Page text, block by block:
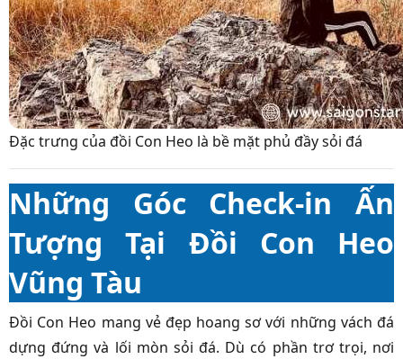
Đặc trưng của đồi Con Heo là bề mặt phủ đầy sỏi đá
Những Góc Check-in Ấn
Tượng Tại Đồi Con Heo
Vũng Tàu
Đồi Con Heo mang vẻ đẹp hoang sơ với những vách đá
dựng đứng và lối mòn sỏi đá. Dù có phần trơ trọi, nơi